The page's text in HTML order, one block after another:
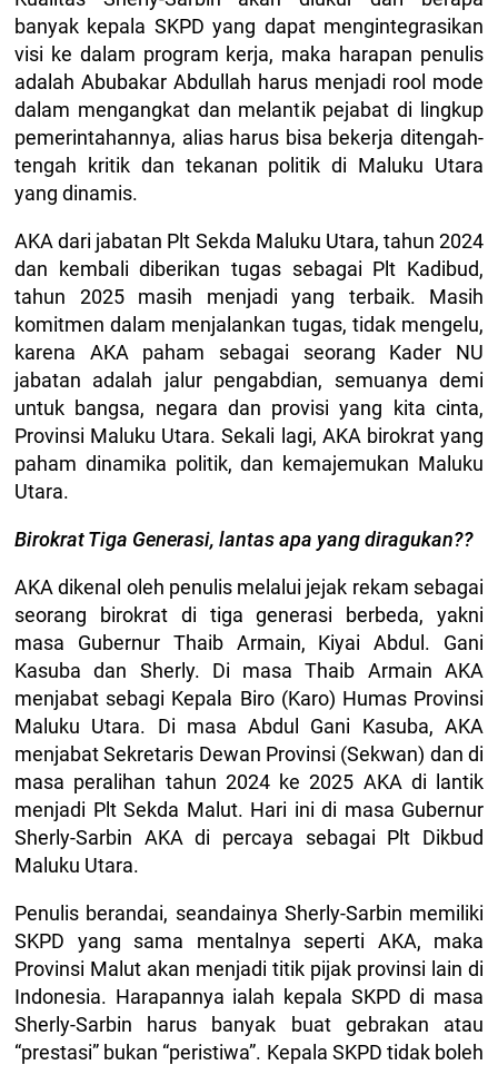
banyak kepala SKPD yang dapat mengintegrasikan
visi ke dalam program kerja, maka harapan penulis
adalah Abubakar Abdullah harus menjadi rool mode
dalam mengangkat dan melantik pejabat di lingkup
pemerintahannya, alias harus bisa bekerja ditengah-
tengah kritik dan tekanan politik di Maluku Utara
yang dinamis.
AKA dari jabatan Plt Sekda Maluku Utara, tahun 2024
dan kembali diberikan tugas sebagai Plt Kadibud,
tahun 2025 masih menjadi yang terbaik. Masih
komitmen dalam menjalankan tugas, tidak mengelu,
karena AKA paham sebagai seorang Kader NU
jabatan adalah jalur pengabdian, semuanya demi
untuk bangsa, negara dan provisi yang kita cinta,
Provinsi Maluku Utara. Sekali lagi, AKA birokrat yang
paham dinamika politik, dan kemajemukan Maluku
Utara.
Birokrat Tiga Generasi, lantas apa yang diragukan??
AKA dikenal oleh penulis melalui jejak rekam sebagai
seorang birokrat di tiga generasi berbeda, yakni
masa Gubernur Thaib Armain, Kiyai Abdul. Gani
Kasuba dan Sherly. Di masa Thaib Armain AKA
menjabat sebagi Kepala Biro (Karo) Humas Provinsi
Maluku Utara. Di masa Abdul Gani Kasuba, AKA
menjabat Sekretaris Dewan Provinsi (Sekwan) dan di
masa peralihan tahun 2024 ke 2025 AKA di lantik
menjadi Plt Sekda Malut. Hari ini di masa Gubernur
Sherly-Sarbin AKA di percaya sebagai Plt Dikbud
Maluku Utara.
Penulis berandai, seandainya Sherly-Sarbin memiliki
SKPD yang sama mentalnya seperti AKA, maka
Provinsi Malut akan menjadi titik pijak provinsi lain di
Indonesia. Harapannya ialah kepala SKPD di masa
Sherly-Sarbin harus banyak buat gebrakan atau
“prestasi” bukan “peristiwa”. Kepala SKPD tidak boleh